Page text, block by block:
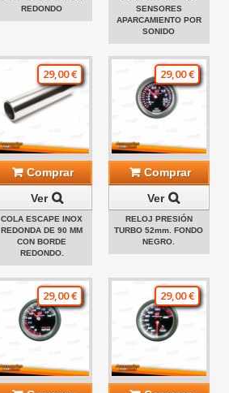
REDONDO
SENSORES
APARCAMIENTO POR
SONIDO
29,00 €
Comprar
Ver
COLA ESCAPE INOX
REDONDA DE 90 MM
CON BORDE
REDONDO.
29,00 €
Comprar
Ver
RELOJ PRESIÓN
TURBO 52mm. FONDO
NEGRO.
29,00 € 29,00 €